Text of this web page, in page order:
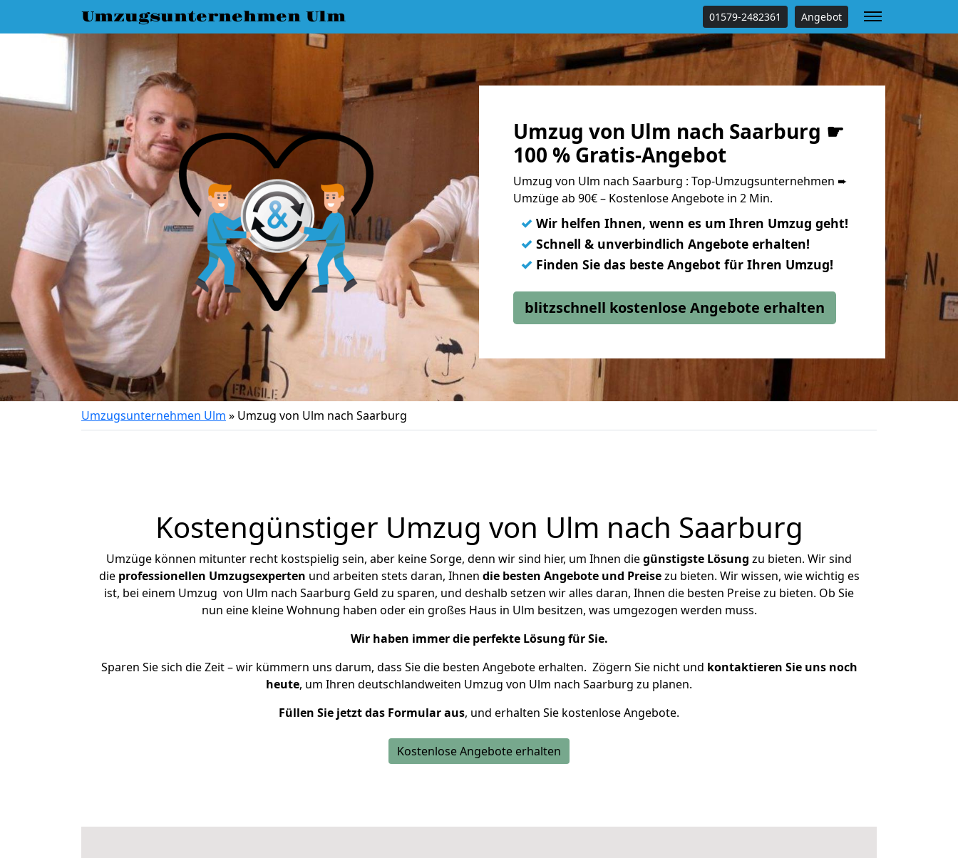
Umzugsunternehmen Ulm 01579-2482361 Angebot
Umzug von Ulm nach Saarburg ☛
100 % Gratis-Angebot
Umzug von Ulm nach Saarburg : Top-Umzugsunternehmen ➨
Umzüge ab 90€ – Kostenlose Angebote in 2 Min.
✓ Wir helfen Ihnen, wenn es um Ihren Umzug geht!
✓ Schnell & unverbindlich Angebote erhalten!
✓ Finden Sie das beste Angebot für Ihren Umzug!
blitzschnell kostenlose Angebote erhalten
Umzugsunternehmen Ulm » Umzug von Ulm nach Saarburg
Kostengünstiger Umzug von Ulm nach Saarburg
Umzüge können mitunter recht kostspielig sein, aber keine Sorge, denn wir sind hier, um Ihnen diegünstigste Lösung zu bieten. Wir sind
die professionellen Umzugsexperten und arbeiten stets daran, Ihnen die besten Angebote und Preisezu bieten. Wir wissen, wie wichtig es
ist, bei einem Umzug von Ulm nach Saarburg Geld zu sparen, und deshalb setzen wir alles daran, Ihnen die besten Preise zu bieten. Ob Sie
nun eine kleine Wohnung haben oder ein großes Haus in Ulm besitzen, was umgezogen werden muss.
Wir haben immer die perfekte Lösung für Sie.
Sparen Sie sich die Zeit – wir kümmern uns darum, dass Sie die besten Angebote erhalten. Zögern Sie nicht und kontaktieren Sie uns noch
heute, um Ihren deutschlandweiten Umzug von Ulm nach Saarburg zu planen.
Füllen Sie jetzt das Formular aus, und erhalten Sie kostenlose Angebote.
Kostenlose Angebote erhalten